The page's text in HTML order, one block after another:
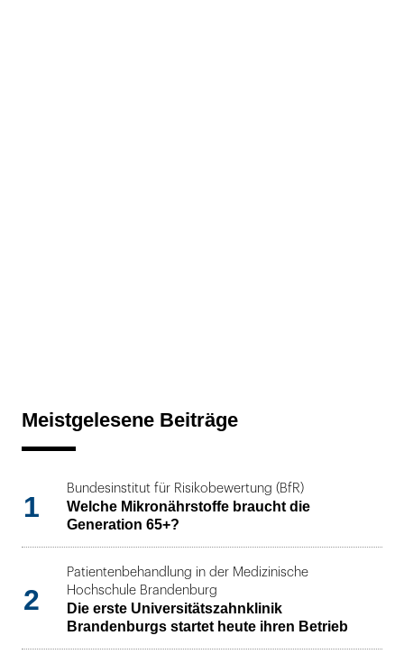
Meistgelesene Beiträge
1
Bundesinstitut für Risikobewertung (BfR)
Welche Mikronährstoffe braucht die
Generation 65+?
2
Patientenbehandlung in der Medizinische
Hochschule Brandenburg
Die erste Universitätszahnklinik
Brandenburgs startet heute ihren Betrieb